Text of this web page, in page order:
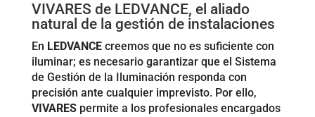
VIVARES de LEDVANCE, el aliado
natural de la gestión de instalaciones
En LEDVANCEcreemos que no es suficiente con
iluminar; es necesario garantizar que el Sistema
de Gestión de la Iluminación responda con
precisión ante cualquier imprevisto. Por ello,
VIVARESpermite a los profesionales encargados